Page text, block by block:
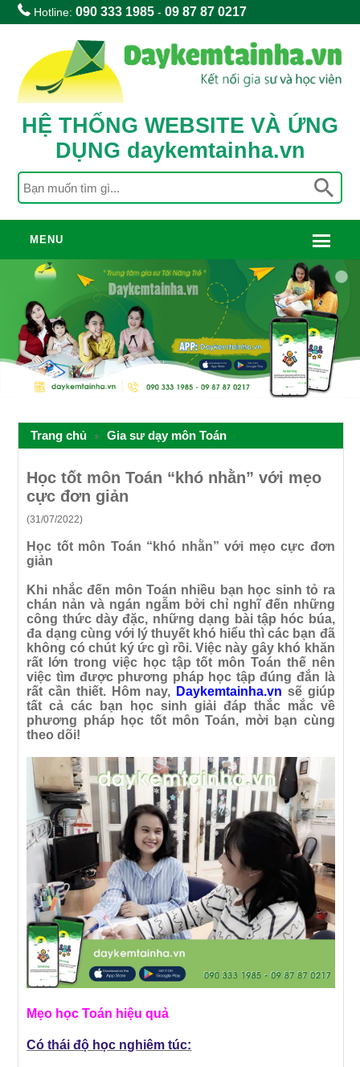
Hotline:090 333 1985 -09 87 87 0217
HỆ THỐNG WEBSITE VÀ ỨNG
DỤNG daykemtainha.vn
MENU
Trang chủ Gia sư dạy môn Toán
Học tốt môn Toán “khó nhằn” với mẹo
cực đơn giản
(31/07/2022)
Học tốt môn Toán “khó nhằn” với mẹo cực đơn
giản
Khi nhắc đến môn Toán nhiều bạn học sinh tỏ ra
chán nản và ngán ngẫm bởi chỉ nghĩ đến những
công thức dày đặc, những dạng bài tập hóc búa,
đa dạng cùng với lý thuyết khó hiểu thì các bạn đã
không có chút ký ức gì rồi. Việc này gây khó khăn
rất lớn trong việc học tập tốt môn Toán thế nên
việc tìm được phương pháp học tập đúng đắn là
rất cần thiết. Hôm nay, Daykemtainha.vn sẽ giúp
tất cả các bạn học sinh giải đáp thắc mắc về
phương pháp học tốt môn Toán, mời bạn cùng
theo dõi!
Mẹo học Toán hiệu quả
Có thái độ học nghiêm túc: